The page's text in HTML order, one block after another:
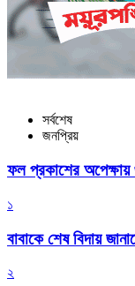
সর্বশেষ
জনপ্রিয়
ফল প্রকাশের অপেক্ষায়
১
বাবাকে শেষ বিদায়
২